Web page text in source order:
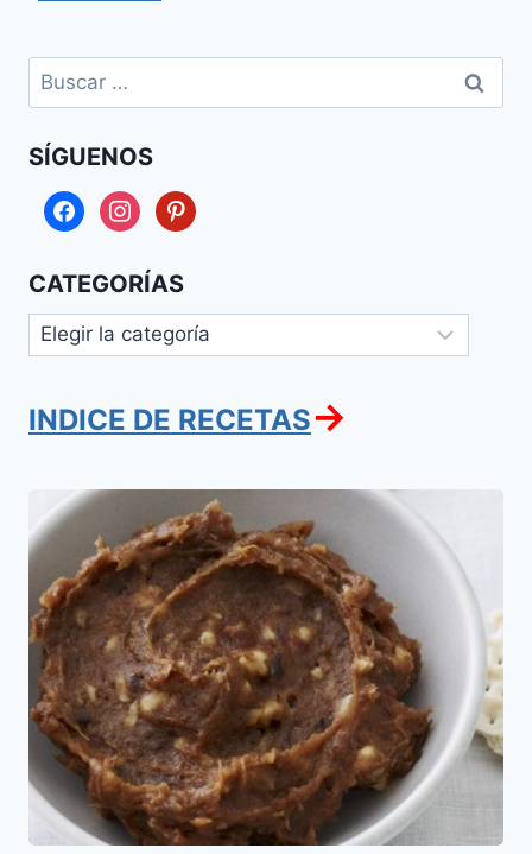
Buscar:
SÍGUENOS
facebookinstagrampinterest
CATEGORÍAS
Categorías
INDICE DE RECETAS→
Jaroset
(Nueces
y
datiles)